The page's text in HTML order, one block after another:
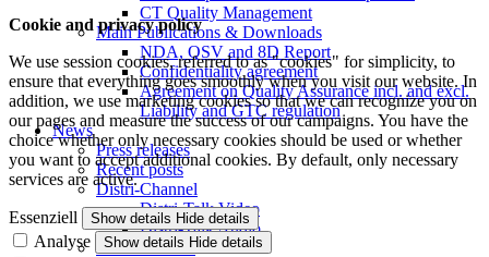
CT Quality Management
Main Publications & Downloads
NDA, QSV and 8D Report
Confidentiality agreement
Agreement on Quality Assurance incl. and excl.
Liability and GTC regulation
News
Press releases
Recent posts
Distri-Channel
Distri-Talk Video
Distri-Talk Audio
Events / Dates
Cookie and privacy policy
We use session cookies, referred to as "cookies" for simplicity, to
ensure that everything goes smoothly when you visit our website. In
addition, we use marketing cookies so that we can recognize you on
our pages and measure the success of our campaigns. You have the
choice whether only necessary cookies should be used or whether
you want to accept additional cookies. By default, only necessary
services are active.
Essenziell Show details Hide details
Analyse Show details Hide details